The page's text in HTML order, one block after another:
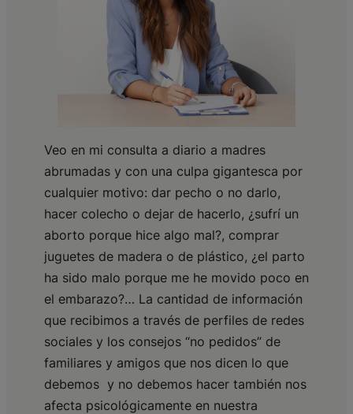
Veo en mi consulta a diario a madres
abrumadas y con una culpa gigantesca por
cualquier motivo: dar pecho o no darlo,
hacer colecho o dejar de hacerlo, ¿sufrí un
aborto porque hice algo mal?, comprar
juguetes de madera o de plástico, ¿el parto
ha sido malo porque me he movido poco en
el embarazo?… La cantidad de información
que recibimos a través de perfiles de redes
sociales y los consejos “no pedidos” de
familiares y amigos que nos dicen lo que
debemos y no debemos hacer también nos
afecta psicológicamente en nuestra